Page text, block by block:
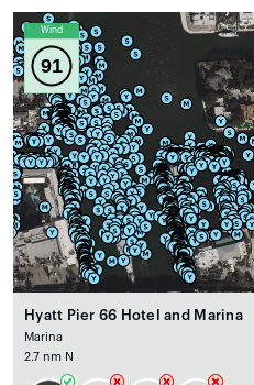
Wind
91
Hyatt Pier 66 Hotel and Marina
Marina
2.7 nm N